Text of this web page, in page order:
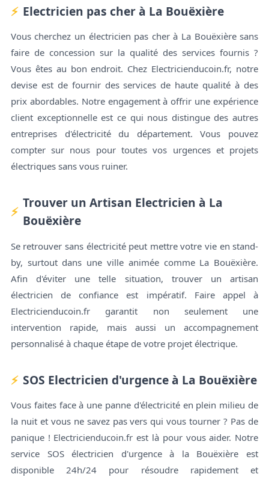
Electricien pas cher à La Bouëxière
Vous cherchez un électricien pas cher à La Bouëxière sans
faire de concession sur la qualité des services fournis ?
Vous êtes au bon endroit. Chez Electricienducoin.fr, notre
devise est de fournir des services de haute qualité à des
prix abordables. Notre engagement à offrir une expérience
client exceptionnelle est ce qui nous distingue des autres
entreprises d'électricité du département. Vous pouvez
compter sur nous pour toutes vos urgences et projets
électriques sans vous ruiner.
Trouver un Artisan Electricien à La
Bouëxière
Se retrouver sans électricité peut mettre votre vie en stand-
by, surtout dans une ville animée comme La Bouëxière.
Afin d'éviter une telle situation, trouver un artisan
électricien de confiance est impératif. Faire appel à
Electricienducoin.fr garantit non seulement une
intervention rapide, mais aussi un accompagnement
personnalisé à chaque étape de votre projet électrique.
SOS Electricien d'urgence à La Bouëxière
Vous faites face à une panne d'électricité en plein milieu de
la nuit et vous ne savez pas vers qui vous tourner ? Pas de
panique ! Electricienducoin.fr est là pour vous aider. Notre
service SOS électricien d'urgence à la Bouëxière est
disponible 24h/24 pour résoudre rapidement et